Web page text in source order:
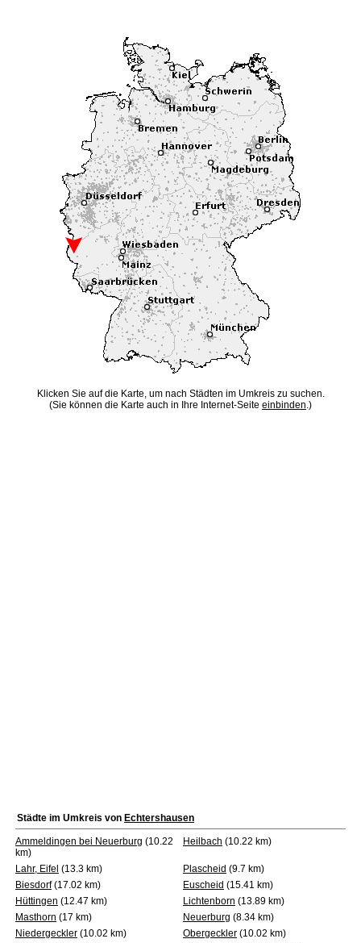
Klicken Sie auf die Karte, um nach Städten im Umkreis zu suchen.
(Sie können die Karte auch in Ihre Internet-Seite einbinden.)
Städte im Umkreis von Echtershausen
Ammeldingen bei Neuerburg (10.22
km)
Heilbach (10.22 km)
Lahr, Eifel (13.3 km) Plascheid (9.7 km)
Biesdorf(17.02 km) Euscheid (15.41 km)
Hüttingen (12.47 km) Lichtenborn (13.89 km)
Masthorn (17 km) Neuerburg (8.34 km)
Niedergeckler (10.02 km) Obergeckler (10.02 km)